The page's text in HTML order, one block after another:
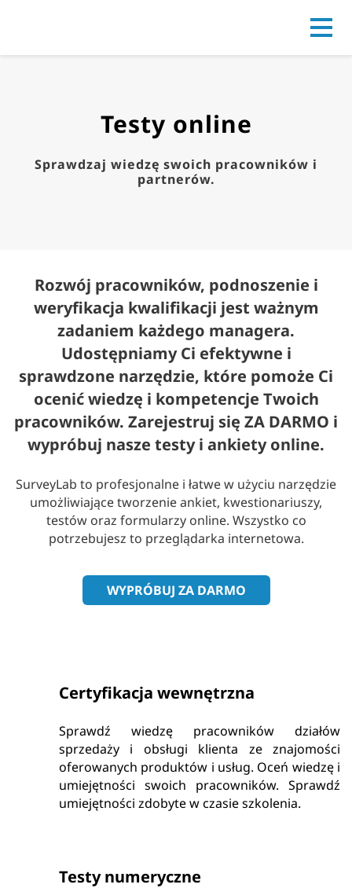
Testy online
Sprawdzaj wiedzę swoich pracowników i
partnerów.
Rozwój pracowników, podnoszenie i
weryfikacja kwalifikacji jest ważnym
zadaniem każdego managera.
Udostępniamy Ci efektywne i
sprawdzone narzędzie, które pomoże Ci
ocenić wiedzę i kompetencje Twoich
pracowników. Zarejestruj się ZA DARMO i
wypróbuj nasze testy i ankiety online.
SurveyLab to profesjonalne i łatwe w użyciu narzędzie
umożliwiające tworzenie ankiet, kwestionariuszy,
testów oraz formularzy online. Wszystko co
potrzebujesz to przeglądarka internetowa.
WYPRÓBUJ ZA DARMO
Certyfikacja wewnętrzna
Sprawdź wiedzę pracowników działów
sprzedaży i obsługi klienta ze znajomości
oferowanych produktów i usług. Oceń wiedzę i
umiejętności swoich pracowników. Sprawdź
umiejętności zdobyte w czasie szkolenia.
Testy numeryczne